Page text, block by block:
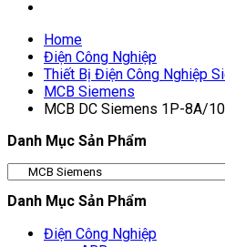
Home
Điện Công Nghiệp
Thiết Bị Điện Công Nghiệp
MCB Siemens
MCB DC Siemens 1P-8A/
Danh Mục Sản Phẩm
Danh Mục Sản Phẩm
Điện Công Nghiệp